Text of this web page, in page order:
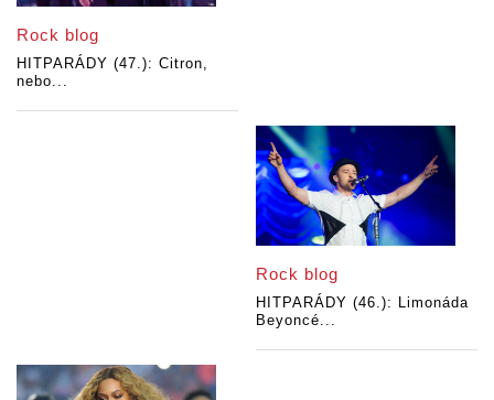
Rock blog
HITPARÁDY (47.): Citron,
nebo...
Rock blog
HITPARÁDY (46.): Limonáda
Beyoncé...